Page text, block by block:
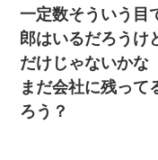
一定数そういう目
郎はいるだろうけ
だけじゃないかな
まだ会社に残って
ろう？